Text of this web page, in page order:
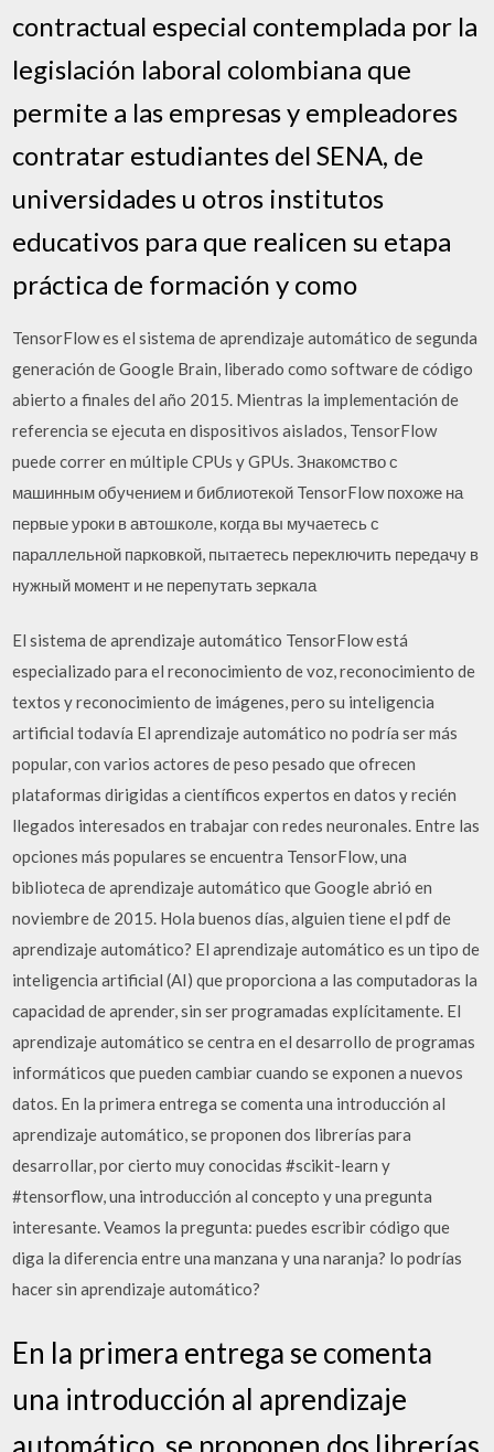
contractual especial contemplada por la
legislación laboral colombiana que
permite a las empresas y empleadores
contratar estudiantes del SENA, de
universidades u otros institutos
educativos para que realicen su etapa
práctica de formación y como
TensorFlow es el sistema de aprendizaje automático de segunda
generación de Google Brain, liberado como software de código
abierto a finales del año 2015. Mientras la implementación de
referencia se ejecuta en dispositivos aislados, TensorFlow
puede correr en múltiple CPUs y GPUs. Знакомство с
машинным обучением и библиотекой TensorFlow похоже на
первые уроки в автошколе, когда вы мучаетесь с
параллельной парковкой, пытаетесь переключить передачу в
нужный момент и не перепутать зеркала
El sistema de aprendizaje automático TensorFlow está
especializado para el reconocimiento de voz, reconocimiento de
textos y reconocimiento de imágenes, pero su inteligencia
artificial todavía El aprendizaje automático no podría ser más
popular, con varios actores de peso pesado que ofrecen
plataformas dirigidas a científicos expertos en datos y recién
llegados interesados en trabajar con redes neuronales. Entre las
opciones más populares se encuentra TensorFlow, una
biblioteca de aprendizaje automático que Google abrió en
noviembre de 2015. Hola buenos días, alguien tiene el pdf de
aprendizaje automático? El aprendizaje automático es un tipo de
inteligencia artificial (AI) que proporciona a las computadoras la
capacidad de aprender, sin ser programadas explícitamente. El
aprendizaje automático se centra en el desarrollo de programas
informáticos que pueden cambiar cuando se exponen a nuevos
datos. En la primera entrega se comenta una introducción al
aprendizaje automático, se proponen dos librerías para
desarrollar, por cierto muy conocidas #scikit-learn y
#tensorflow, una introducción al concepto y una pregunta
interesante. Veamos la pregunta: puedes escribir código que
diga la diferencia entre una manzana y una naranja? lo podrías
hacer sin aprendizaje automático?
En la primera entrega se comenta
una introducción al aprendizaje
automático, se proponen dos librerías